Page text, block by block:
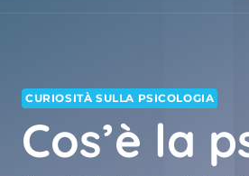
CURIOSITÀ SULLA PSICOLOGIA
Cos’è la